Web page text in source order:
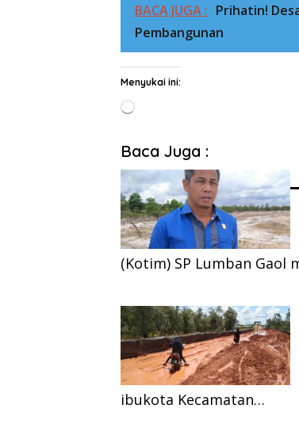
BACA JUGA : Prihatin!
Pembangunan
Menyukai ini:
Memuat...
Baca Juga :
(Kotim) SP Lumban Gaol
ibukota Kecamatan…